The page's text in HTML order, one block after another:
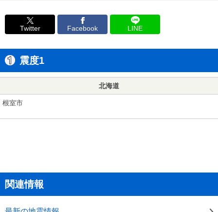
Twitter Facebook LINE
震度1
北海道
根室市
関連情報